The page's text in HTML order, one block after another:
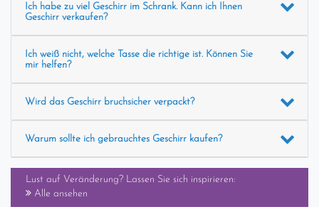
Ich habe zu viel Geschirr im Schrank. Kann ich Ihnen
Geschirr verkaufen?
Ich weiß nicht, welche Tasse die richtige ist. Können Sie
mir helfen?
Wird das Geschirr bruchsicher verpackt?
Warum sollte ich gebrauchtes Geschirr kaufen?
Lust auf Veränderung? Lassen Sie sich inspirieren:
Alle ansehen